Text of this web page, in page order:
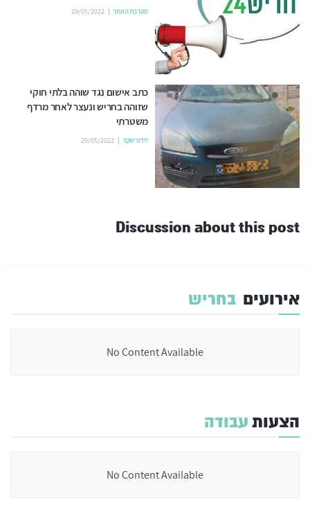
מערכת האתר 29/05/2022
כתב אישום נגד שוהה בלתי חוקי
שזוהה בחריש ונעצר לאחר מרדף
משטרתי
לידור שקד 29/05/2022
Discussion about this post
אירועים בחריש
No Content Available
הצעותעבודה
No Content Available